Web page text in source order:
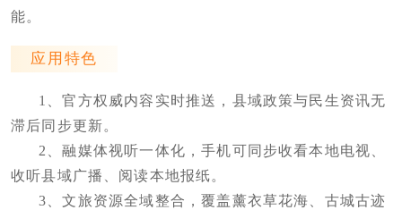
能。
应用特色
1、官方权威内容实时推送，县域政策与民生资讯无
滞后同步更新。
2、融媒体视听一体化，手机可同步收看本地电视、
收听县域广播、阅读本地报纸。
3、文旅资源全域整合，覆盖薰衣草花海、古城古迹